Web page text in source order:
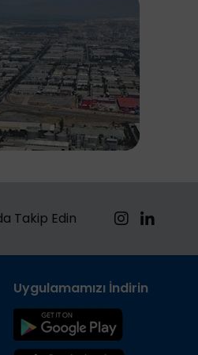
Takip Edin
Uygulamamızı İndirin